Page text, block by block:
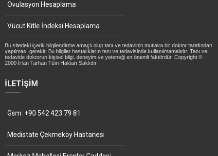
Ovulasyon Hesaplama
Vücut Kitle İndeksi Hesaplama
Bu sitedeki içerik bilgilendirme amaçlı olup tanı ve tedavinin mutlaka bir doktor tarafından
yapılması gerekir. Bu bilgiler hastalıkların tanı ve tedavisinde kullanılmamalıdır. Tanı ve
tedavide doktorun kişisel bilgi, deneyim ve yeteneği en önemli faktördür. Copyright ©
2000 İrfan Tarhan Tüm Hakları Saklıdır.
İLETIŞIM
Gsm: +90 542 423 79 81
Medistate Çekmeköy Hastanesi